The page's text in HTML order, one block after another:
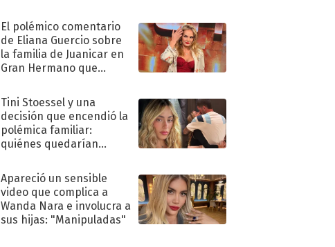
El polémico comentario
de Eliana Guercio sobre
la familia de Juanicar en
Gran Hermano que
Tini Stoessel y una
decisión que encendió la
polémica familiar:
quiénes quedarían
Apareció un sensible
video que complica a
Wanda Nara e involucra a
sus hijas: "Manipuladas"